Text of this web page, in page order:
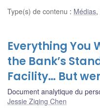
Type(s) de contenu : Médias,
Everything You
the Bank’s
Facility… But
Document analytique du
Jessie Ziqing Chen